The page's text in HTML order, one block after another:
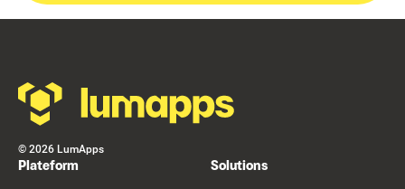
© 2026 LumApps
Plateform Solutions